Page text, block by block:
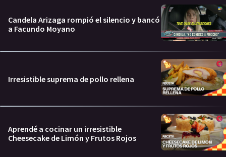
Candela Arizaga rompió el silencio y bancó
a Facundo Moyano
Irresistible suprema de pollo rellena
Aprendé a cocinar un irresistible
Cheesecake de Limón y Frutos Rojos